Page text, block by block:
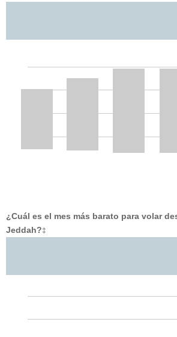
¿Cuál es el mes más barato para volar
Jeddah?‡